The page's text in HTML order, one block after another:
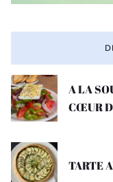
A LA
CŒUR
TARTE